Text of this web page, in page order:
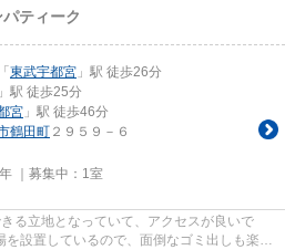
ティーク
「 東武宇都宮 」駅 徒歩26分
」駅 徒歩25分
宮 」駅 徒歩46分
鶴田町 ２９５９－６
｜募集中： 1室
る立地となっていて、アクセスが良いで
設置しているので、面倒なゴミ出しも楽に